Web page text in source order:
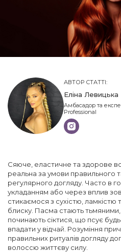
АВТОР СТАТТІ:
Еліна Левицька
Амбасадор та
Professional
Сяюче, еластичне та здорове
реальна за умови правильного
регулярного догляду. Часто в
укладанням або через вплив
стикаємося з сухістю,
блиску. Пасма стають тьмяними,
починають сіктися, що псує
впадати у відчай. Розуміння
правильних ритуалів догляду
волоссю життєву силу.